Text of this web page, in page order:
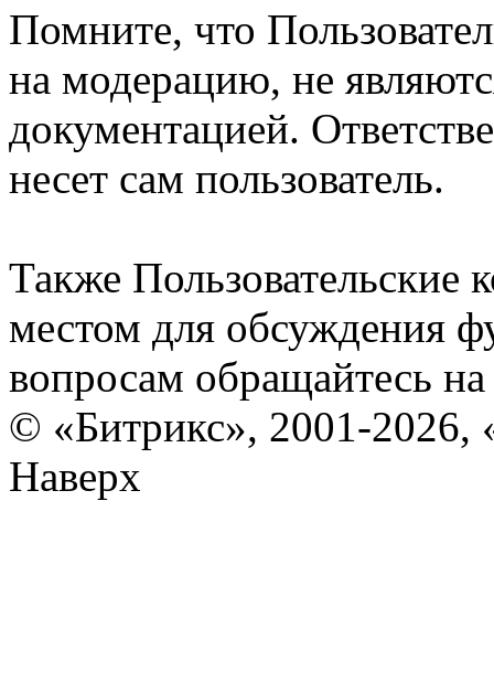
Помните, что
на модерацию, не
документацией.
несет сам пользователь.
Также Пользовательские
местом для обсуждения
вопросам обращайтесь
© «Битрикс», 2001-2026,
Наверх